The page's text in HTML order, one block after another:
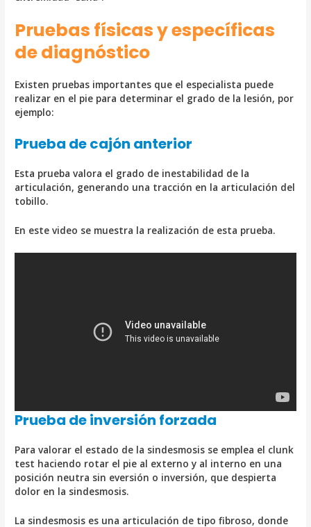
Pruebas físicas y específicas
de diagnóstico
Existen pruebas importantes que el especialista puede
realizar en el pie para determinar el grado de la lesión, por
ejemplo:
Prueba de cajón anterior
Esta prueba valora el grado de inestabilidad de la
articulación, generando una tracción en la articulación del
tobillo.
En este video se muestra la realización de esta prueba.
Prueba de inversión forzada
Para valorar el estado de la sindesmosis se emplea el clunk
test haciendo rotar el pie al externo y al interno en una
posición neutra sin eversión o inversión, que despierta
dolor en la sindesmosis.
La sindesmosis es una articulación de tipo fibroso, donde